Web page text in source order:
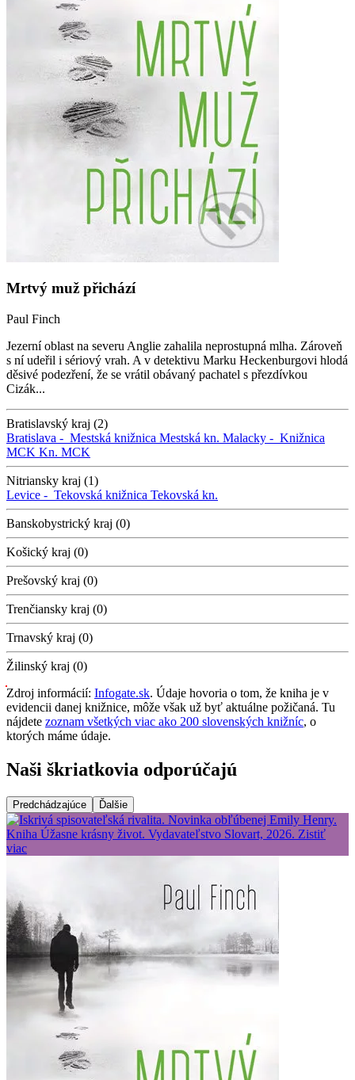
Mrtvý muž přichází
Paul Finch
Jezerní oblast na severu Anglie zahalila neprostupná mlha. Zároveň
s ní udeřil i sériový vrah. A v detektivu Marku Heckenburgovi hlodá
děsivé podezření, že se vrátil obávaný pachatel s přezdívkou
Cizák...
Bratislavský kraj (2)
Bratislava - Mestská knižnica Mestská kn. Malacky - Knižnica
MCK Kn. MCK
Nitriansky kraj (1)
Levice - Tekovská knižnica Tekovská kn.
Banskobystrický kraj (0)
Košický kraj (0)
Prešovský kraj (0)
Trenčiansky kraj (0)
Trnavský kraj (0)
Žilinský kraj (0)
Zdroj informácií: Infogate.sk. Údaje hovoria o tom, že kniha je v
evidencii danej knižnice, môže však už byť aktuálne požičaná. Tu
nájdete zoznam všetkých viac ako 200 slovenských knižníc, o
ktorých máme údaje.
Naši škriatkovia odporúčajú
Predchádzajúce Ďalšie